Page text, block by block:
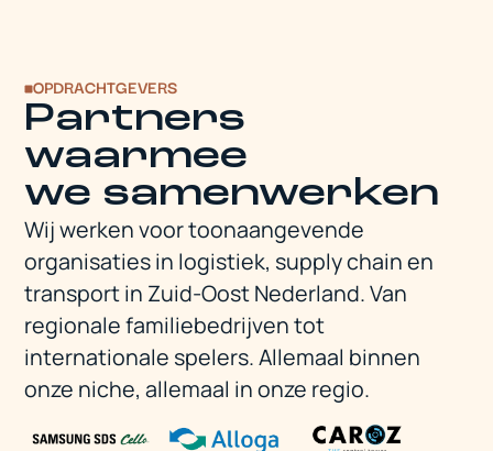
OPDRACHTGEVERS
Partners
waarmee
we samenwerken
Wij werken voor toonaangevende
organisaties in logistiek, supply chain en
transport in Zuid-Oost Nederland. Van
regionale familiebedrijven tot
internationale spelers. Allemaal binnen
onze niche, allemaal in onze regio.